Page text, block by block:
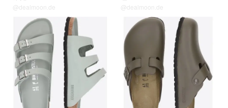
@dealmoon.de @dealmoon.de